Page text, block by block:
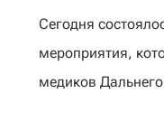
Сегодня
мероприятия,
медиков